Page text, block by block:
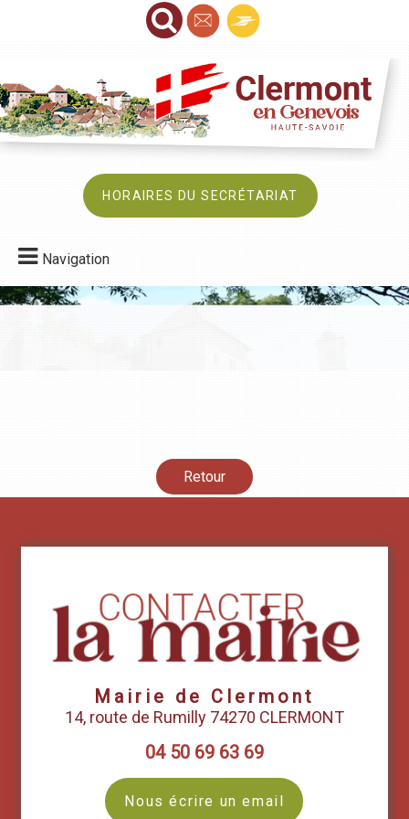
HORAIRES DU SECRÉTARIAT
Navigation
Retour
Mairie de Clermont
14, route de Rumilly 74270 CLERMONT
04 50 69 63 69
Nous écrire un email